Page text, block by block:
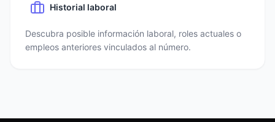
Historial laboral
Descubra posible información laboral, roles actuales o
empleos anteriores vinculados al número.